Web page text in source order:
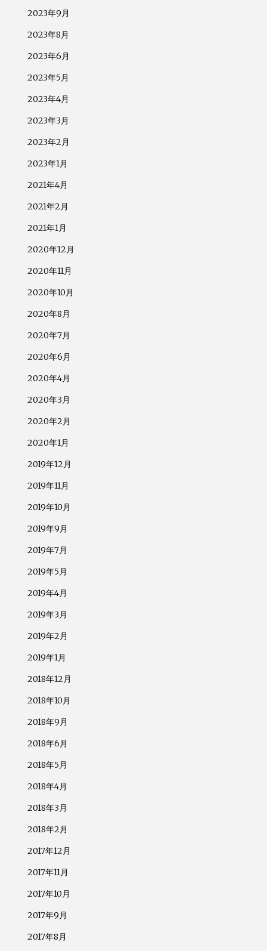
2023年9月
2023年8月
2023年6月
2023年5月
2023年4月
2023年3月
2023年2月
2023年1月
2021年4月
2021年2月
2021年1月
2020年12月
2020年11月
2020年10月
2020年8月
2020年7月
2020年6月
2020年4月
2020年3月
2020年2月
2020年1月
2019年12月
2019年11月
2019年10月
2019年9月
2019年7月
2019年5月
2019年4月
2019年3月
2019年2月
2019年1月
2018年12月
2018年10月
2018年9月
2018年6月
2018年5月
2018年4月
2018年3月
2018年2月
2017年12月
2017年11月
2017年10月
2017年9月
2017年8月